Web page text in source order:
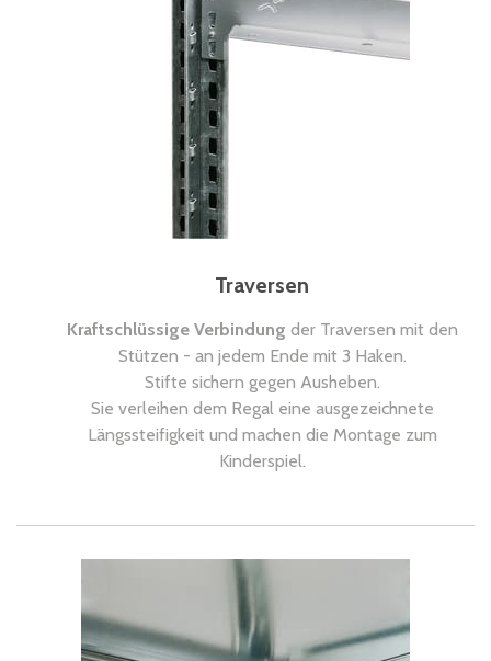
Traversen
Kraftschlüssige Verbindung der Traversen mit den
Stützen - an jedem Ende mit 3 Haken.
Stifte sichern gegen Ausheben.
Sie verleihen dem Regal eine ausgezeichnete
Längssteifigkeit und machen die Montage zum
Kinderspiel.